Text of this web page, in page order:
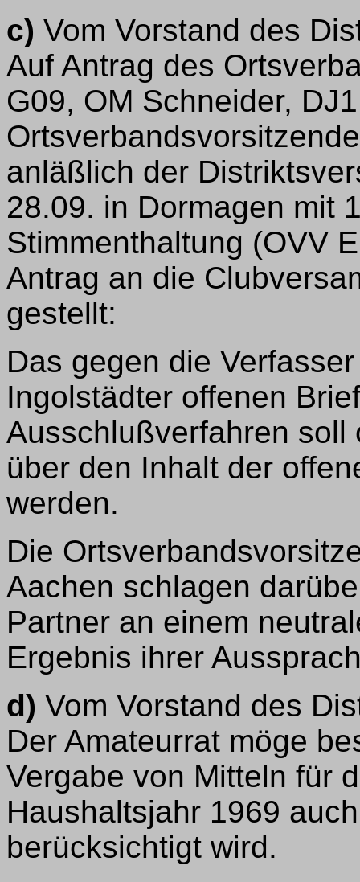
c) Vom Vorstand des
Auf Antrag des
G09, OM Schneider,
anläßlich der
28.09. in Dormagen mit
Stimmenthaltung (OVV
Antrag an die
gestellt:
Das gegen die
Ingolstädter offenen
Ausschlußverfahren
über den Inhalt der
werden.
Die
Aachen schlagen
Partner an einem
Ergebnis ihrer
d) Vom Vorstand des
Der Amateurrat möge
Vergabe von Mitteln für
Haushaltsjahr 1969
berücksichtigt wird.